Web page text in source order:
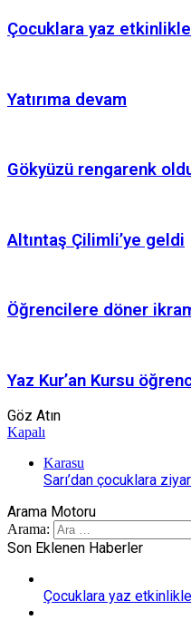
Çocuklara yaz
Yatırıma devam
Gökyüzü rengarenk
Altıntaş Çilimli’ye geldi
Öğrencilere döner
Yaz Kur’an Kursu
Göz Atın
Kapalı
Karasu
Sarı’dan çocuklara
Arama Motoru
Arama:
Son Eklenen Haberler
Çocuklara yaz